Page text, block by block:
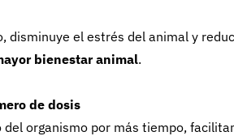
disminuye el estrés del animal y
bienestar animal.
de dosis
organismo por más tiempo,